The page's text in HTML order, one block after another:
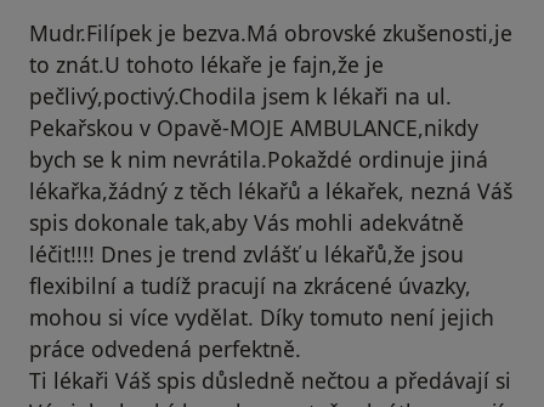
Mudr.Filípek je bezva.Má obrovské zkušenosti,je
to znát.U tohoto lékaře je fajn,že je
pečlivý,poctivý.Chodila jsem k lékaři na ul.
Pekařskou v Opavě-MOJE AMBULANCE,nikdy
bych se k nim nevrátila.Pokaždé ordinuje jiná
lékařka,žádný z těch lékařů a lékařek, nezná Váš
spis dokonale tak,aby Vás mohli adekvátně
léčit!!!! Dnes je trend zvlášť u lékařů,že jsou
flexibilní a tudíž pracují na zkrácené úvazky,
mohou si více vydělat. Díky tomuto není jejich
práce odvedená perfektně.
Ti lékaři Váš spis důsledně nečtou a předávají si